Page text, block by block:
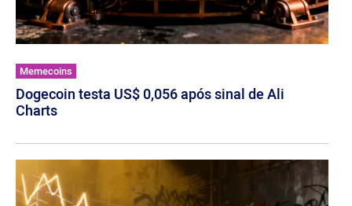
Memecoins
Dogecoin testa US$ 0,056 após sinal de Ali
Charts